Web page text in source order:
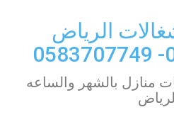
الرياض
منازل بالشهر والساعه